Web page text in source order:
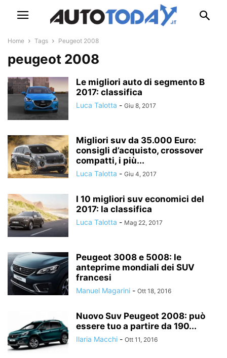
Home Tags Peugeot 2008
peugeot 2008
Le migliori auto di segmento B
2017: classifica
Luca Talotta - Giu 8, 2017
Migliori suv da 35.000 Euro:
consigli d’acquisto, crossover
compatti, i più...
Luca Talotta - Giu 4, 2017
I 10 migliori suv economici del
2017: la classifica
Luca Talotta - Mag 22, 2017
Peugeot 3008 e 5008: le
anteprime mondiali dei SUV
francesi
Manuel Magarini - Ott 18, 2016
Nuovo Suv Peugeot 2008: può
essere tuo a partire da 190...
Ilaria Macchi - Ott 11, 2016